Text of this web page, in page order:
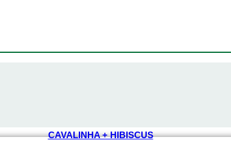
CAVALINHA + HIBISCUS